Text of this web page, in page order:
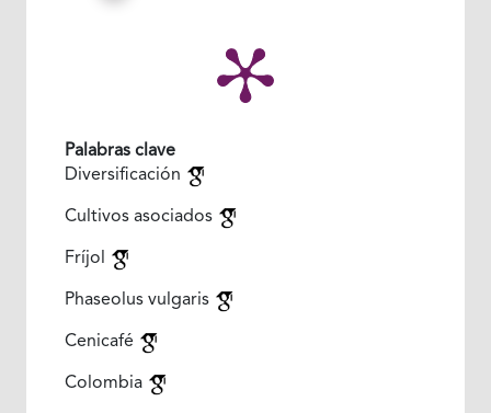
Palabras clave
Diversificación
Cultivos asociados
Fríjol
Phaseolus vulgaris
Cenicafé
Colombia